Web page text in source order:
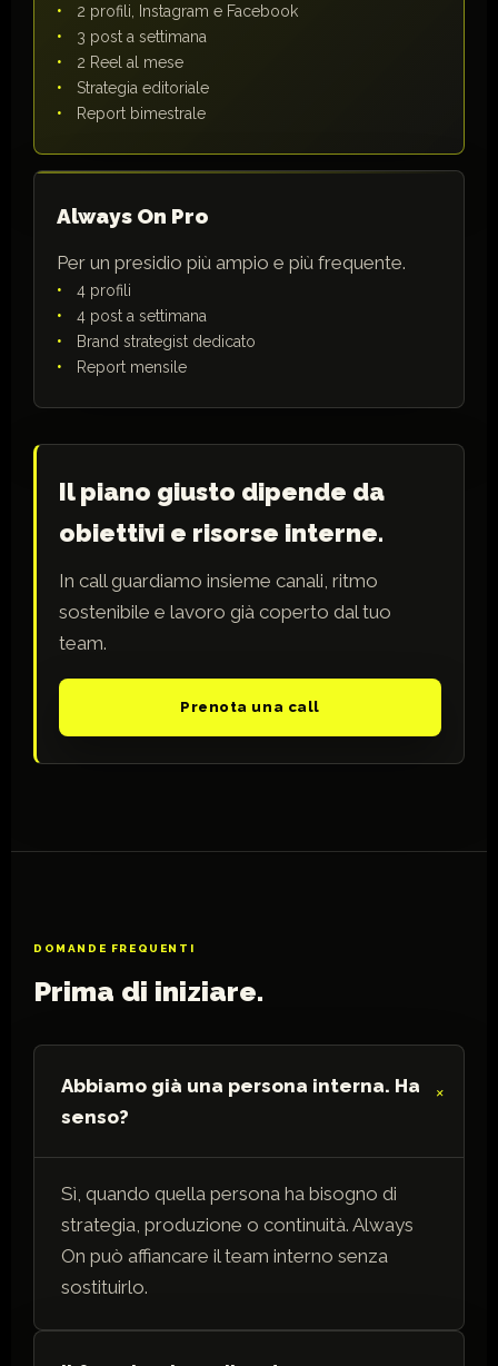
2 profili, Instagram e Facebook
3 post a settimana
2 Reel al mese
Strategia editoriale
Report bimestrale
Always On Pro
Per un presidio più ampio e più frequente.
4 profili
4 post a settimana
Brand strategist dedicato
Report mensile
Il piano giusto dipende da
obiettivi e risorse interne.
In call guardiamo insieme canali, ritmo
sostenibile e lavoro già coperto dal tuo
team.
Prenota una call
DOMANDE FREQUENTI
Prima di iniziare.
Abbiamo già una persona interna. Ha
senso?
Sì, quando quella persona ha bisogno di
strategia, produzione o continuità. Always
On può affiancare il team interno senza
sostituirlo.